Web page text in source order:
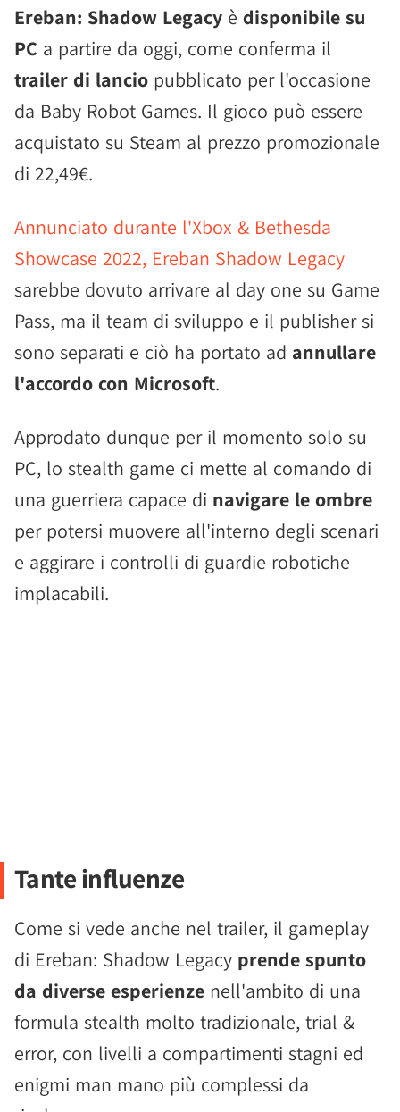
Ereban: Shadow Legacy è disponibile su
PC a partire da oggi, come conferma il
trailer di lancio pubblicato per l'occasione
da Baby Robot Games. Il gioco può essere
acquistato su Steam al prezzo promozionale
di 22,49€.
Annunciato durante l'Xbox & Bethesda
Showcase 2022, Ereban Shadow Legacy
sarebbe dovuto arrivare al day one su Game
Pass, ma il team di sviluppo e il publisher si
sono separati e ciò ha portato ad annullare
l'accordo con Microsoft.
Approdato dunque per il momento solo su
PC, lo stealth game ci mette al comando di
una guerriera capace di navigare le ombre
per potersi muovere all'interno degli scenari
e aggirare i controlli di guardie robotiche
implacabili.
Tante influenze
Come si vede anche nel trailer, il gameplay
di Ereban: Shadow Legacy prende spunto
da diverse esperienze nell'ambito di una
formula stealth molto tradizionale, trial &
error, con livelli a compartimenti stagni ed
enigmi man mano più complessi da